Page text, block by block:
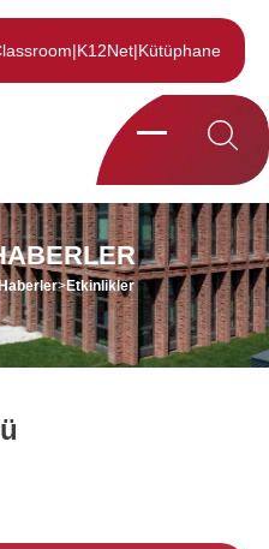
|K12Net|Kütüphane
>Etkinlikler